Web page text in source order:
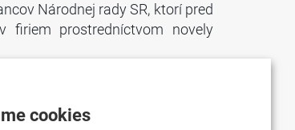
Národnej rady SR, ktorí pred
firiem prostredníctvom novely
cookies